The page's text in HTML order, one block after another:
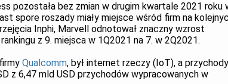
pozostała bez zmian w drugim kwartale 2021 roku
spore roszady miały miejsce wśród firm na
Inphi, Marvell odnotował znaczny wzrost
z 9. miejsca w 1Q2021 na 7. w 2Q2021.
Qualcomm, był internet rzeczy (IoT), a przychody
z 6,47 mld USD przychodów wypracowanych w